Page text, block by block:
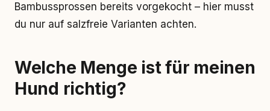
Bambussprossen bereits vorgekocht – hier musst
du nur auf salzfreie Varianten achten.
Welche Menge ist für meinen
Hund richtig?